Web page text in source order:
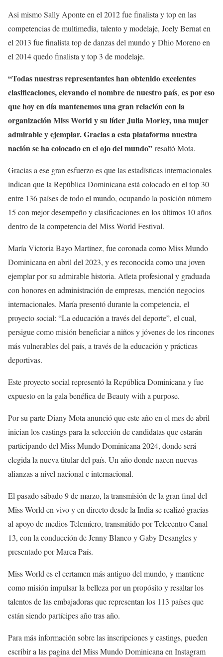
Asi mismo Sally Aponte en el 2012 fue finalista y top en las
competencias de multimedia, talento y modelaje, Joely Bernat en
el 2013 fue finalista top de danzas del mundo y Dhio Moreno en
el 2014 quedo finalista y top 3 de modelaje.
“Todas nuestras representantes han obtenido excelentes
clasificaciones, elevando el nombre de nuestro país, es por eso
que hoy en día mantenemos una gran relación con la
organización Miss World y su líder Julia Morley, una mujer
admirable y ejemplar. Gracias a esta plataforma nuestra
nación se ha colocado en el ojo del mundo” resaltó Mota.
Gracias a ese gran esfuerzo es que las estadísticas internacionales
indican que la República Dominicana está colocado en el top 30
entre 136 países de todo el mundo, ocupando la posición número
15 con mejor desempeño y clasificaciones en los últimos 10 años
dentro de la competencia del Miss World Festival.
María Victoria Bayo Martínez, fue coronada como Miss Mundo
Dominicana en abril del 2023, y es reconocida como una joven
ejemplar por su admirable historia. Atleta profesional y graduada
con honores en administración de empresas, mención negocios
internacionales. María presentó durante la competencia, el
proyecto social: “La educación a través del deporte”, el cual,
persigue como misión beneficiar a niños y jóvenes de los rincones
más vulnerables del país, a través de la educación y prácticas
deportivas.
Este proyecto social representó la República Dominicana y fue
expuesto en la gala benéfica de Beauty with a purpose.
Por su parte Diany Mota anunció que este año en el mes de abril
inician los castings para la selección de candidatas que estarán
participando del Miss Mundo Dominicana 2024, donde será
elegida la nueva titular del país. Un año donde nacen nuevas
alianzas a nivel nacional e internacional.
El pasado sábado 9 de marzo, la transmisión de la gran final del
Miss World en vivo y en directo desde la India se realizó gracias
al apoyo de medios Telemicro, transmitido por Telecentro Canal
13, con la conducción de Jenny Blanco y Gaby Desangles y
presentado por Marca País.
Miss World es el certamen más antiguo del mundo, y mantiene
como misión impulsar la belleza por un propósito y resaltar los
talentos de las embajadoras que representan los 113 países que
están siendo partícipes año tras año.
Para más información sobre las inscripciones y castings, pueden
escribir a las pagina del Miss Mundo Dominicana en Instagram